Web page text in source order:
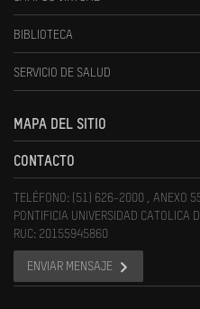
BIBLIOTECA
SERVICIO DE SALUD
MAPA DEL SITIO
CONTACTO
TELÉFONO: (51) 626-2000 , ANEXO
PONTIFICIA UNIVERSIDAD CATOLICA
RUC: 20155945860
ENVIAR MENSAJE